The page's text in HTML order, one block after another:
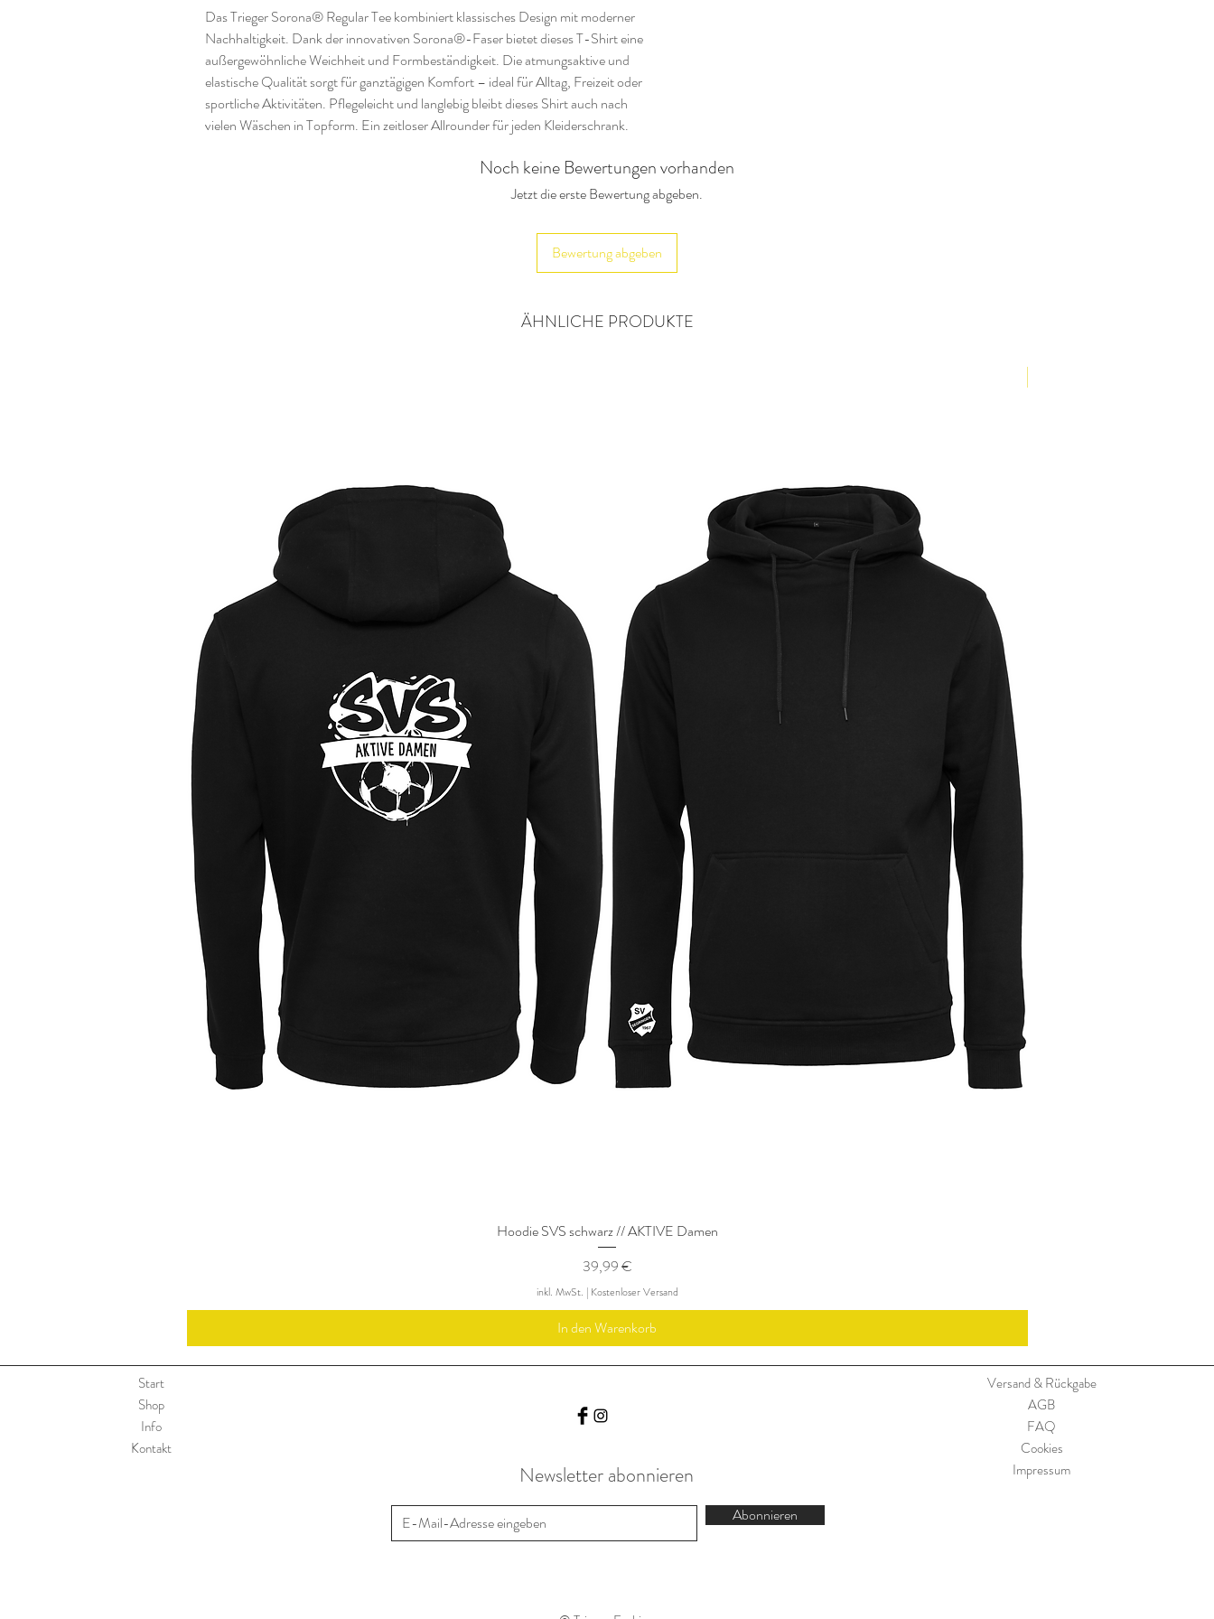
Das Trieger Sorona® Regular Tee kombiniert klassisches Design mit moderner
Nachhaltigkeit. Dank der innovativen Sorona®-Faser bietet dieses T-Shirt eine
außergewöhnliche Weichheit und Formbeständigkeit. Die atmungsaktive und
elastische Qualität sorgt für ganztägigen Komfort – ideal für Alltag, Freizeit oder
sportliche Aktivitäten. Pflegeleicht und langlebig bleibt dieses Shirt auch nach
vielen Wäschen in Topform. Ein zeitloser Allrounder für jeden Kleiderschrank.
Noch keine Bewertungen vorhanden
Jetzt die erste Bewertung abgeben.
Bewertung abgeben
ÄHNLICHE PRODUKTE
Hoodie SVS schwarz // AKTIVE Damen
Preis
39,99 €
inkl. MwSt. | Kostenloser Versand
In den Warenkorb
Start
Shop
Info
Kontakt
Versand & Rückgabe
AGB
FAQ
Cookies
Impressum
Newsletter abonnieren
Abonnieren